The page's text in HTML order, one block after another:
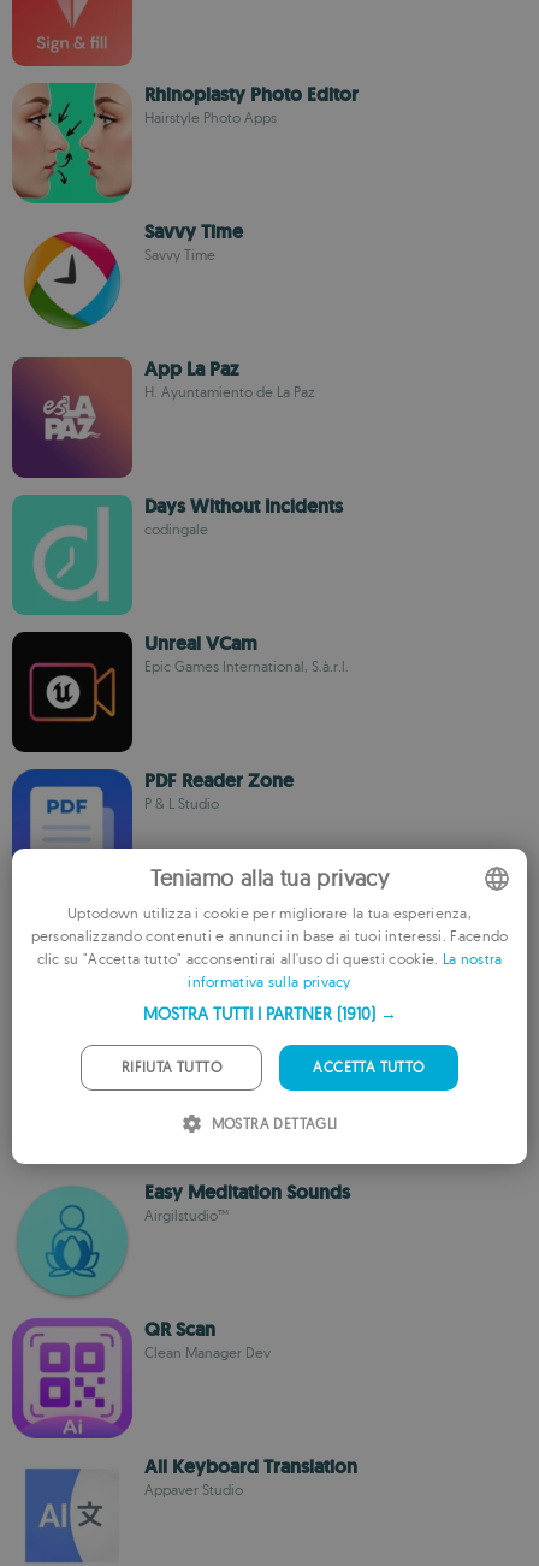
Rhinoplasty Photo Editor
Hairstyle Photo Apps
Savvy Time
Savvy Time
App La Paz
H. Ayuntamiento de La Paz
Days Without Incidents
codingale
Unreal VCam
Epic Games International, S.à.r.l.
PDF Reader Zone
P & L Studio
myFPT
FPT Software Company Limited
Talonarium
SCT
Easy Meditation Sounds
Airgilstudio™
QR Scan
Clean Manager Dev
All Keyboard Translation
Appaver Studio
ENGLISH
PORTUGUESE
Teniamo alla tua privacy
Uptodown utilizza i cookie per migliorare la tua esperienza,
personalizzando contenuti e annunci in base ai tuoi interessi. Facendo
clic su "Accetta tutto" acconsentirai all'uso di questi cookie. La nostra
informativa sulla privacy
MOSTRA TUTTI I PARTNER (1910) →
ACCETTA TUTTO
RIFIUTA TUTTO
MOSTRA DETTAGLI